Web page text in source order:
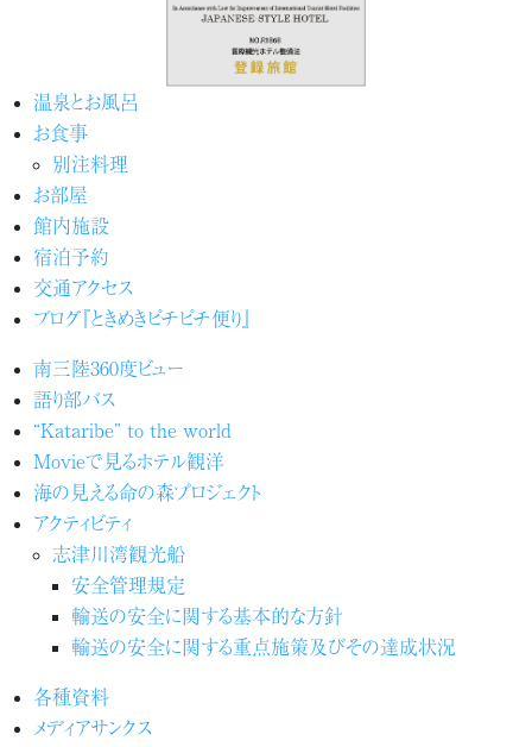
温泉とお風呂
お食事
別注料理
お部屋
館内施設
宿泊予約
交通アクセス
ブログ『ときめきピチピチ便り』
南三陸360度ビュー
語り部バス
“Kataribe” to the world
Movieで見るホテル観洋
海の見える命の森プロジェクト
アクティビティ
志津川湾観光船
安全管理規定
輸送の安全に関する基本的な方針
輸送の安全に関する重点施策及びその達成状況
各種資料
メディアサンクス